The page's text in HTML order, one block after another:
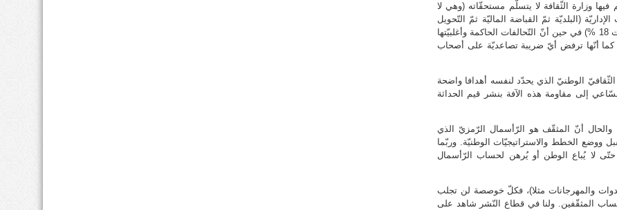
وزارة الثّقافة لا يتسلّم مستحقّاته (وهي لا
الإداريّة (البلديّة ثمّ القباضة الماليّة ثمّ التّحويل
البنكيّ) وتفرض عليه ضريبة 5 %، (وفي قانون الماليّة الجديد اقترحت 18 %) في حين أنّ التّحالفات الحاكمة وأغلبيّتها
على الثّروات الكبرى، كما أنّها ترفض أيّ ضريبة تصاعديّة على أصحاب
الثّقافيّ الوطنيّ الذي يحدّد لنفسه أهدافا واضحة
إلى مقاومة هذه الآفة بنشر قيم الحداثة
والحال أنّ المثقّف هو الرّأسمال الرّمزيّ الذي
ووضع الخطط والاستراتيجيّات الوطنيّة. وربّما
لا يُباع الوطن أو يُرهن لحساب الرّأسمال
والمهرجانات مثلا)، فكلّ خوصصة لن تجلب
المثقّفين. ولنا في قطاع النّشر شاهد على